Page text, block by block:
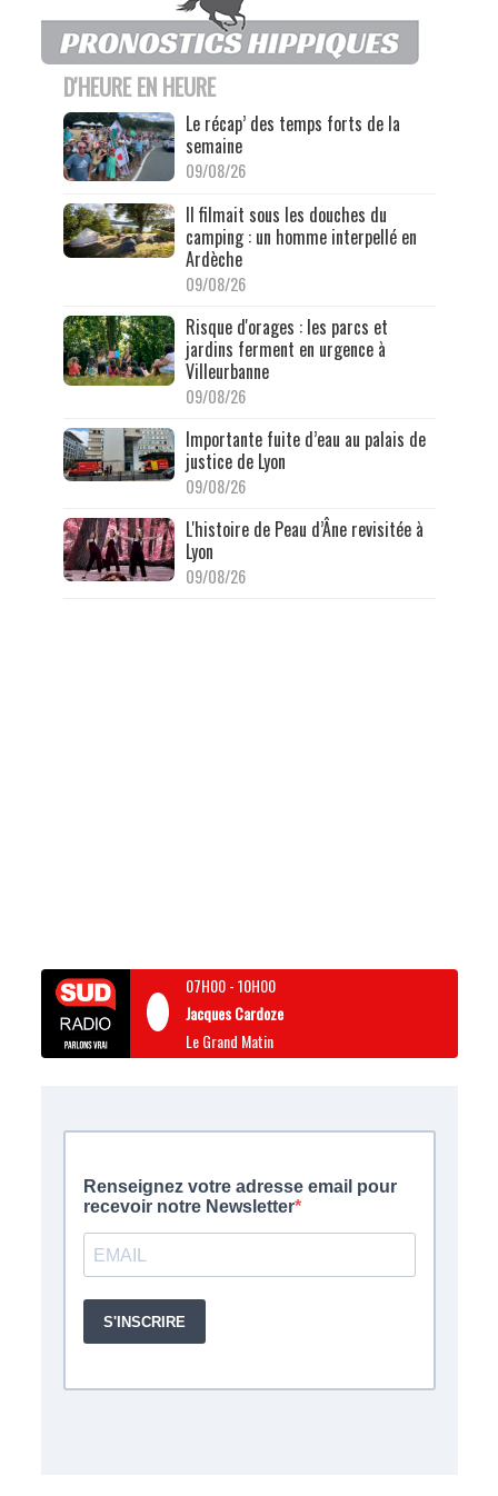
D'HEURE EN HEURE
Le récap’ des temps forts de la
semaine
09/08/26
Il filmait sous les douches du
camping : un homme interpellé en
Ardèche
09/08/26
Risque d'orages : les parcs et
jardins ferment en urgence à
Villeurbanne
09/08/26
Importante fuite d’eau au palais de
justice de Lyon
09/08/26
L'histoire de Peau d’Âne revisitée à
Lyon
09/08/26
07H00-10H00
Jacques Cardoze
Le Grand Matin